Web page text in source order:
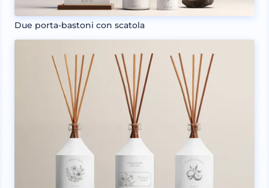
Due porta-bastoni con scatola